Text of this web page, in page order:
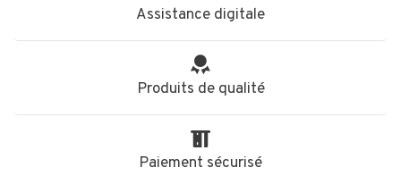
Assistance digitale
Produits de qualité
Paiement sécurisé